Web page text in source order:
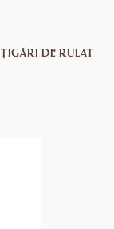
ȚIGĂRI DE RULAT